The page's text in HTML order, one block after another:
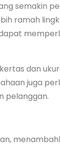
semakin
ramah
dan
juga
pelanggan.